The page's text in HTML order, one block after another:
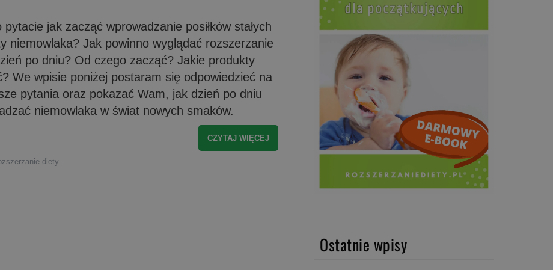
pytacie jak zacząć wprowadzanie posiłków stałych
niemowlaka? Jak powinno wyglądać rozszerzanie
po dniu? Od czego zacząć? Jakie produkty
We wpisie poniżej postaram się odpowiedzieć na
pytania oraz pokazać Wam, jak dzień po dniu
niemowlaka w świat nowych smaków.
CZYTAJ WIĘCEJ
diety
Ostatnie wpisy